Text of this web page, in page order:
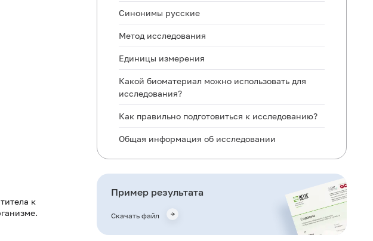
к
Синонимы русские
Метод исследования
Единицы измерения
Какой биоматериал можно использовать для
исследования?
Как правильно подготовиться к исследованию?
Общая информация об исследовании
Для чего используется исследование?
Пример результата
Скачать файл